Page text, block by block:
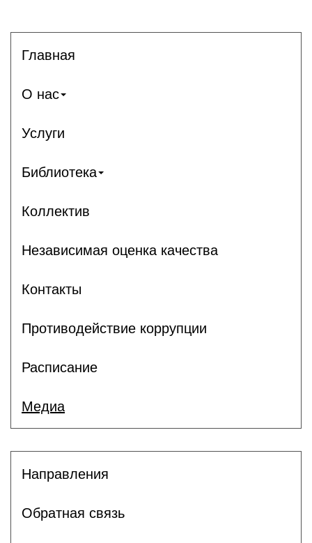
Главная
О нас
Услуги
Библиотека
Коллектив
Независимая оценка качества
Контакты
Противодействие коррупции
Расписание
Медиа
Направления
Обратная связь